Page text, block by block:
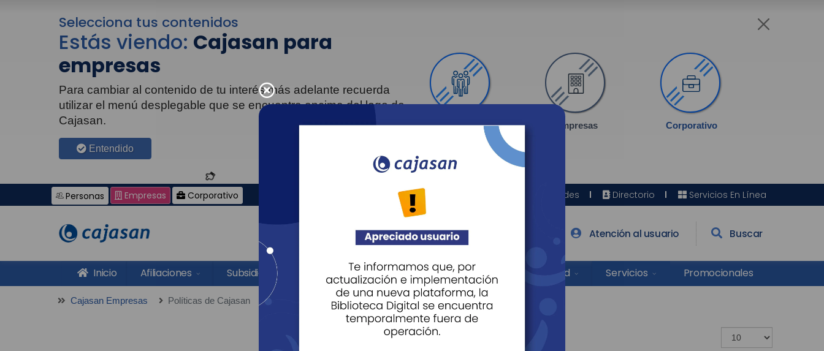
Selecciona tus contenidos
Estás viendo: Cajasan para
empresas
Para cambiar al contenido de tu interés más adelante recuerda
utilizar el menú desplegable que se encuentra encima del logo de
Cajasan.
Entendido
Personas Empresas Corporativo
Personas Empresas Corporativo Sedes Directorio Servicios En Línea
Agéndate Atención al usuario Buscar
Inicio Afiliaciones Subsidios Recreación Educación Cultura Salud Servicios Promocionales
Cajasan Empresas Políticas de Cajasan
Mostrar #